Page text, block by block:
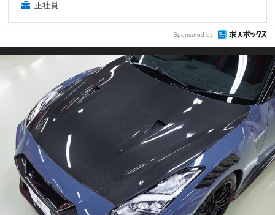
正社員
Sponsored by